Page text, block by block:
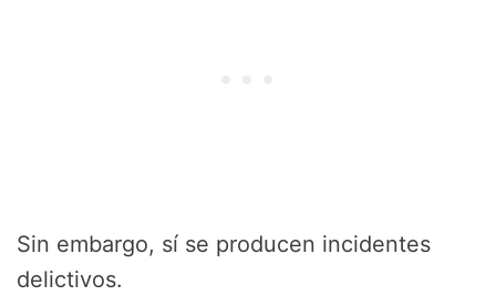
Sin embargo, sí se producen incidentes
delictivos.